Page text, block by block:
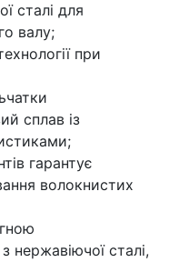
сталі для
валу;
при
сплав із
гарантує
волокнистих
нержавіючої сталі,